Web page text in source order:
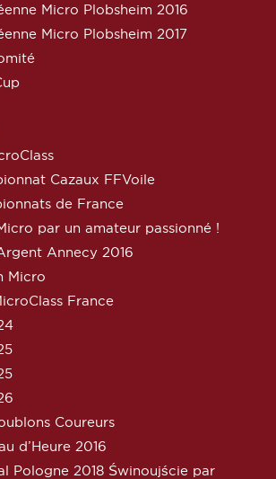
Micro Plobsheim 2016
Micro Plobsheim 2017
Cazaux FFVoile
de France
par un amateur passionné !
Annecy 2016
Micro
France
Coureurs
d’Heure 2016
Pologne 2018 Świnoujście par